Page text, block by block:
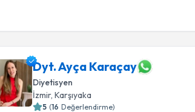
Dyt. Ayça Karaçay
Diyetisyen
İzmir, Karşıyaka
5 (16 Değerlendirme)